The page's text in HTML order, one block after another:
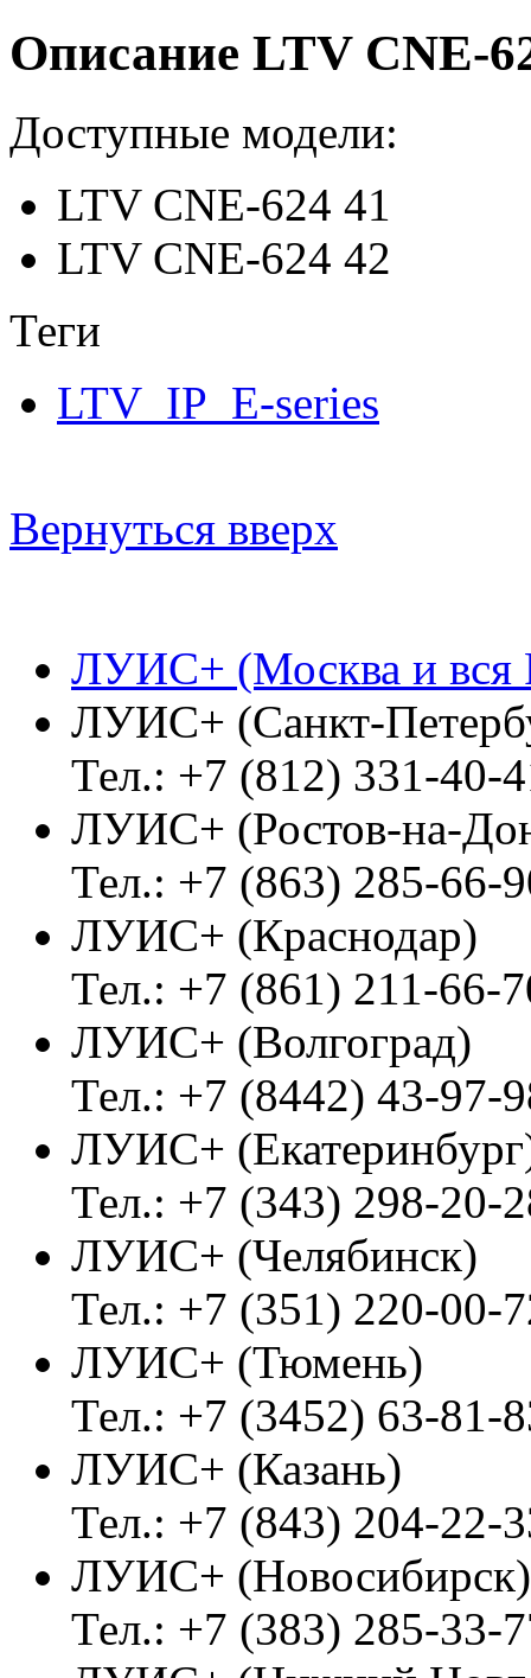
Описание LTV CNE-
Доступные модели:
LTV CNE-624 41
LTV CNE-624 42
Теги
LTV_IP_E-series
Вернуться вверх
ЛУИС+ (Москва и вся
ЛУИС+ (Санкт-
Тел.: +7 (812) 331-40-
ЛУИС+ (Ростов-на-
Тел.: +7 (863) 285-66-
ЛУИС+ (Краснодар)
Тел.: +7 (861) 211-66-
ЛУИС+ (Волгоград)
Тел.: +7 (8442) 43-97-
ЛУИС+
Тел.: +7 (343) 298-20-
ЛУИС+ (Челябинск)
Тел.: +7 (351) 220-00-
ЛУИС+ (Тюмень)
Тел.: +7 (3452) 63-81-
ЛУИС+ (Казань)
Тел.: +7 (843) 204-22-
ЛУИС+ (Новосибирск)
Тел.: +7 (383) 285-33-